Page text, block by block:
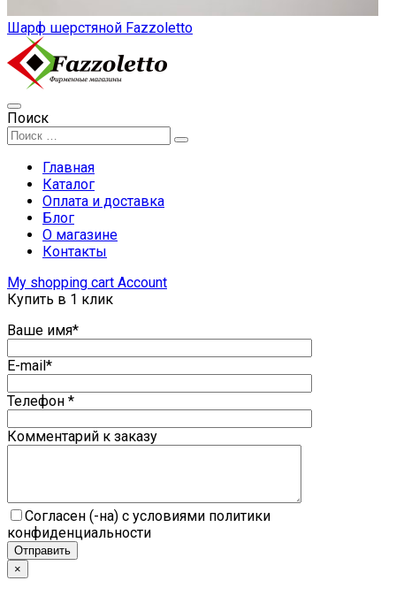
Шарф шерстяной Fazzoletto
Поиск
Главная
Каталог
Оплата и доставка
Блог
О магазине
Контакты
My shopping cart Account
Купить в 1 клик
Ваше имя*
E-mail*
Телефон *
Комментарий к заказу
Согласен (-на) с условиями политики
конфиденциальности
×